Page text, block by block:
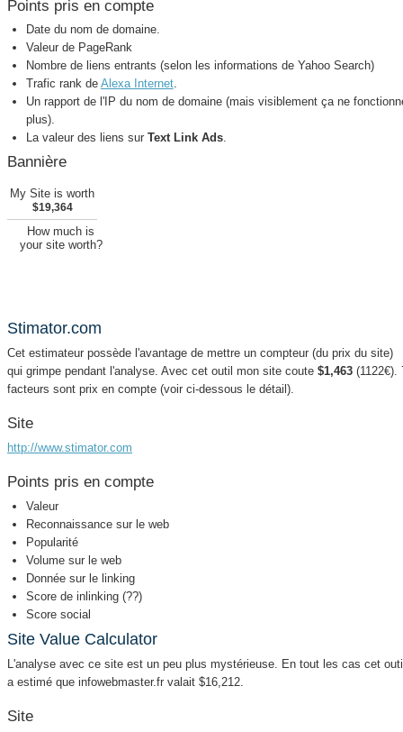
Points pris en compte
Date du nom de domaine.
Valeur de PageRank
Nombre de liens entrants (selon les informations de Yahoo Search)
Trafic rank de Alexa Internet.
Un rapport de l'IP du nom de domaine (mais visiblement ça ne
plus).
La valeur des liens sur Text Link Ads.
Bannière
My Site is worth
$19,364
How much is
your site worth?
Stimator.com
Cet estimateur possède l'avantage de mettre un compteur (du prix du site)
qui grimpe pendant l'analyse. Avec cet outil mon site coute$1,463 (1122€).
facteurs sont prix en compte (voir ci-dessous le détail).
Site
http://www.stimator.com
Points pris en compte
Valeur
Reconnaissance sur le web
Popularité
Volume sur le web
Donnée sur le linking
Score de inlinking (??)
Score social
Site Value Calculator
L'analyse avec ce site est un peu plus mystérieuse. En tout les cas cet
a estimé que infowebmaster.fr valait $16,212.
Site